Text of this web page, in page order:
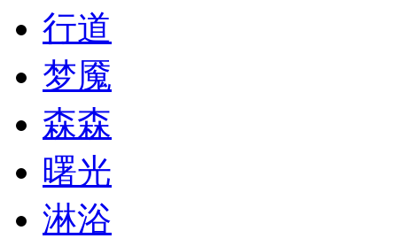
行道
梦魇
森森
曙光
淋浴